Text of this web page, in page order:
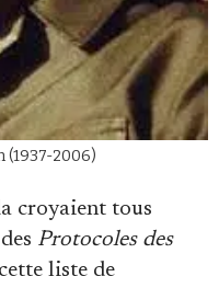
(1937-2006)
croyaient tous
Protocoles des
liste de